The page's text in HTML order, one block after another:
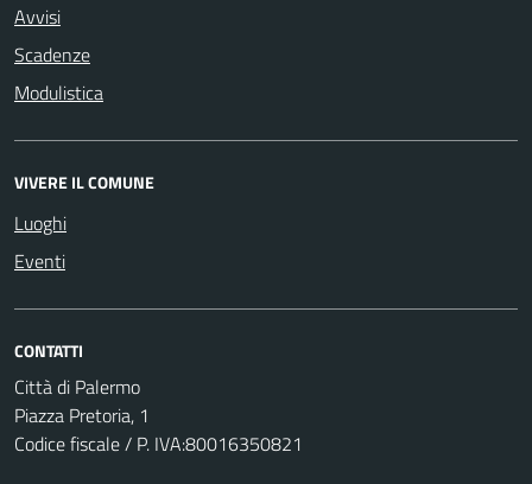
Avvisi
Scadenze
Modulistica
VIVERE IL COMUNE
Luoghi
Eventi
CONTATTI
Città di Palermo
Piazza Pretoria, 1
Codice fiscale / P. IVA:80016350821